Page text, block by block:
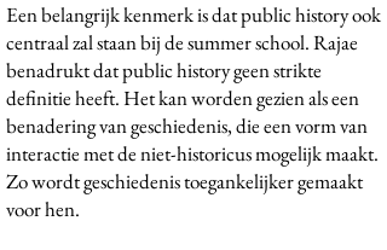
Een belangrijk kenmerk is dat public history ook
centraal zal staan bij de summer school. Rajae
benadrukt dat public history geen strikte
definitie heeft. Het kan worden gezien als een
benadering van geschiedenis, die een vorm van
interactie met de niet-historicus mogelijk maakt.
Zo wordt geschiedenis toegankelijker gemaakt
voor hen.